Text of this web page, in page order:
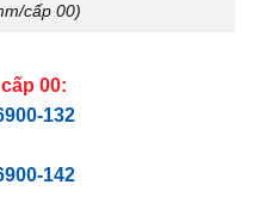
cấp 00)
00:
132
142